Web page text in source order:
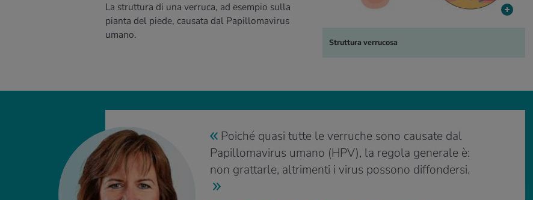
Struttura verrucosa
La struttura di una verruca, ad esempio sulla
pianta del piede, causata dal Papillomavirus
umano.
Poiché quasi tutte le verruche sono causate dal
Papillomavirus umano (HPV), la regola generale è:
non grattarle, altrimenti i virus possono diffondersi.